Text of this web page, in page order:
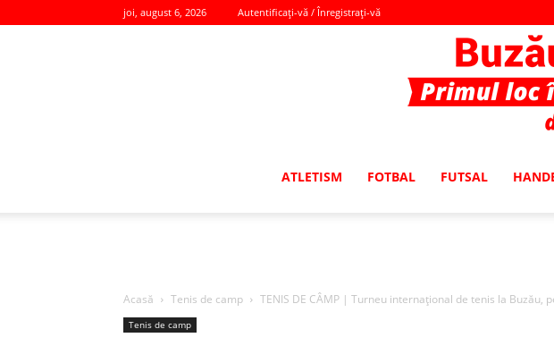
joi, august 6, 2026 Autentificați-vă / Înregistrați-vă
ATLETISM FOTBAL FUTSAL
Acasă Tenis de camp TENIS DE CÂMP | Turneu internațional de tenis la Buzău,
Tenis de camp